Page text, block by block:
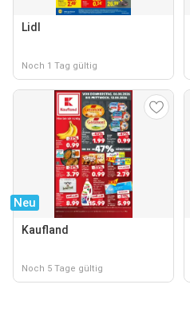
Lidl
Noch 1 Tag gültig
Neu
Kaufland
Noch 5 Tage gültig